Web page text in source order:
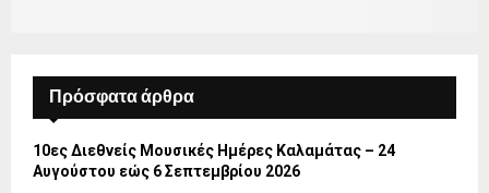
Πρόσφατα άρθρα
10ες Διεθνείς Μουσικές Ημέρες Καλαμάτας – 24
Αυγούστου εώς 6 Σεπτεμβρίου 2026